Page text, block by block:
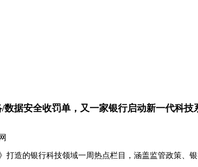
数据安全收罚单，又一家银行启动新一代科技
打造的银行科技领域一周热点栏目，涵盖监管政策、